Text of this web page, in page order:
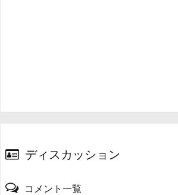
ディスカッション
コメント一覧